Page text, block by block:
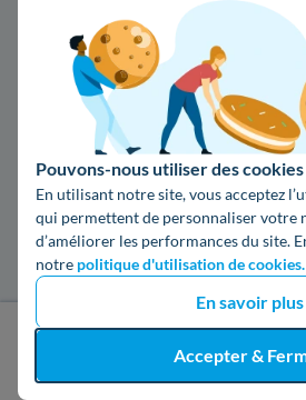
Pouvons-nous utiliser des cookies
En utilisant notre site, vous acceptez
qui permettent de personnaliser votre
d’améliorer les performances du site.
notre politique d'utilisation de cookies.
En savoir plus
Accepter &
J'obtiens un devis
Les installateurs de poêle à
les villes les plus
Poêle à granulés à Nîmes
Poêle à granulés à Bordeaux
Poêle à granulés à Reims
Poêle à granulés à Limoges
Poêle à granulés à Caen